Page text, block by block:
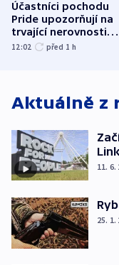
Účastníci pochodu
Pride upozorňují na
trvající nerovnosti i
společenskou
12:02 před 1 h
Aktuálně z
11. 6.
25. 1.